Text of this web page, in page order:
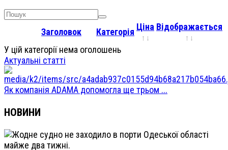
Заголовок Категорія Ціна Відображається
У цій категорії нема оголошень
Актуальні статті
Як компанія ADAMA допомогла ще трьом ...
НОВИНИ